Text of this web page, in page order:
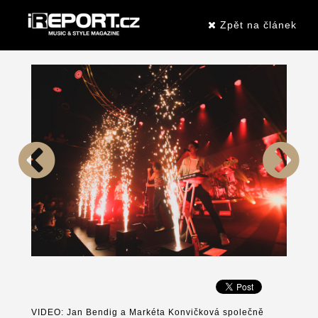
Zpět na článek
VIDEO: Jan Bendig a Markéta Konvičková společně